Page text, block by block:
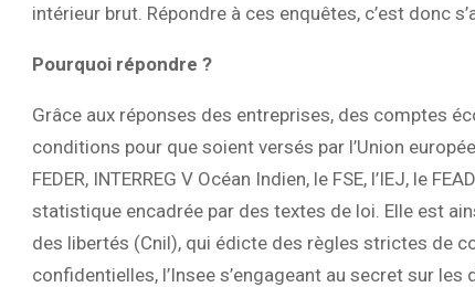
intérieur brut. Répondre à ces enquêtes, c’est donc
Pourquoi répondre ?
Grâce aux réponses des entreprises, des comptes
conditions pour que soient versés par l’Union
FEDER, INTERREG V Océan Indien, le FSE, l’IEJ, le
statistique encadrée par des textes de loi. Elle est
des libertés (Cnil), qui édicte des règles strictes de
confidentielles, l’Insee s’engageant au secret sur les